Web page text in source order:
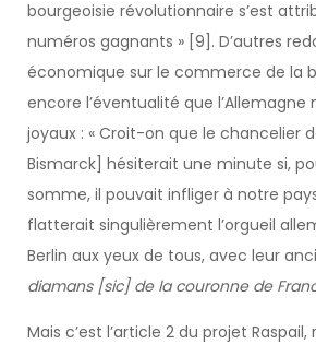
bourgeoisie révolutionnaire s’est
numéros gagnants » [9]. D’autres
économique sur le commerce de la
encore l’éventualité que l’Allemagne
joyaux : « Croit-on que le chancelier
Bismarck] hésiterait une minute si,
somme, il pouvait infliger à notre pays
flatterait singulièrement l’orgueil
Berlin aux yeux de tous, avec leur
diamans [sic] de la couronne de
Mais c’est l’article 2 du projet